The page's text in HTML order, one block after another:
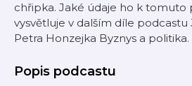
chřipka. Jaké údaje ho k tomuto
vysvětluje v dalším díle podcastu
Petra Honzejka Byznys a politika.
Popis podcastu